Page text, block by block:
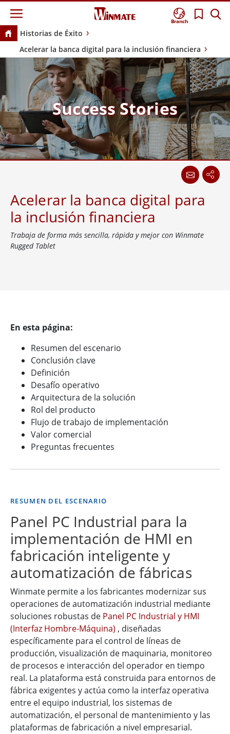
Branch
Historias de Éxito
Acelerar la banca digital para la inclusión financiera
Success Stories
Acelerar la banca digital para
la inclusión financiera
Trabaja de forma más sencilla, rápida y mejor con Winmate
Rugged Tablet
En esta página:
Resumen del escenario
Conclusión clave
Definición
Desafío operativo
Arquitectura de la solución
Rol del producto
Flujo de trabajo de implementación
Valor comercial
Preguntas frecuentes
RESUMEN DEL ESCENARIO
Panel PC Industrial para la
implementación de HMI en
fabricación inteligente y
automatización de fábricas
Winmate permite a los fabricantes modernizar sus
operaciones de automatización industrial mediante
soluciones robustas de Panel PC Industrial y HMI
(Interfaz Hombre-Máquina) , diseñadas
específicamente para el control de líneas de
producción, visualización de maquinaria, monitoreo
de procesos e interacción del operador en tiempo
real. La plataforma está construida para entornos de
fábrica exigentes y actúa como la interfaz operativa
entre el equipo industrial, los sistemas de
automatización, el personal de mantenimiento y las
plataformas de fabricación a nivel empresarial.